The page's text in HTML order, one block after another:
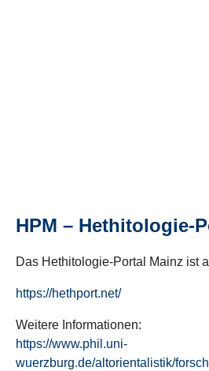
HPM – Hethitologie-
Das Hethitologie-Portal Mainz ist
https://hethport.net/
Weitere Informationen:
https://www.phil.uni-
wuerzburg.de/altorientalistik/